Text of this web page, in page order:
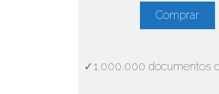
Comprar
✓1.000.000 documentos